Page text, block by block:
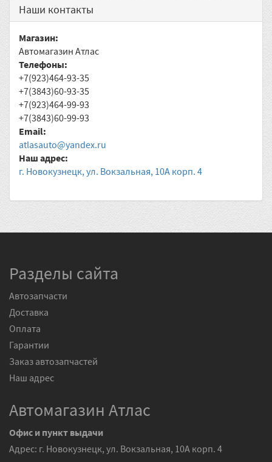
Наши контакты
Магазин:
Автомагазин Атлас
Телефоны:
+7(923)464-93-35
+7(3843)60-93-35
+7(923)464-99-93
+7(3843)60-99-93
Email:
atlasauto@yandex.ru
Наш адрес:
г. Новокузнецк, ул. Вокзальная, 10А корп. 4
Разделы сайта
Автозапчасти
Доставка
Оплата
Гарантии
Заказ автозапчастей
Наш адрес
Автомагазин Атлас
Офис и пункт выдачи
Адрес: г. Новокузнецк, ул. Вокзальная, 10А корп. 4